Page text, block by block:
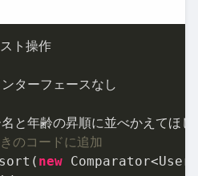
ト操作
ターフェースなし
のコードに追加
new